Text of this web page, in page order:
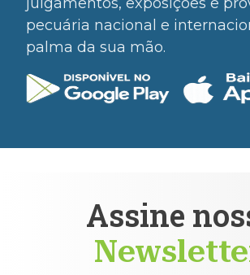
pecuária nacional e
palma da sua mão.
Assine